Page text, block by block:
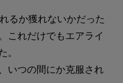
るか獲れないかだった
これだけでもエアライ
。
いつの間にか克服され